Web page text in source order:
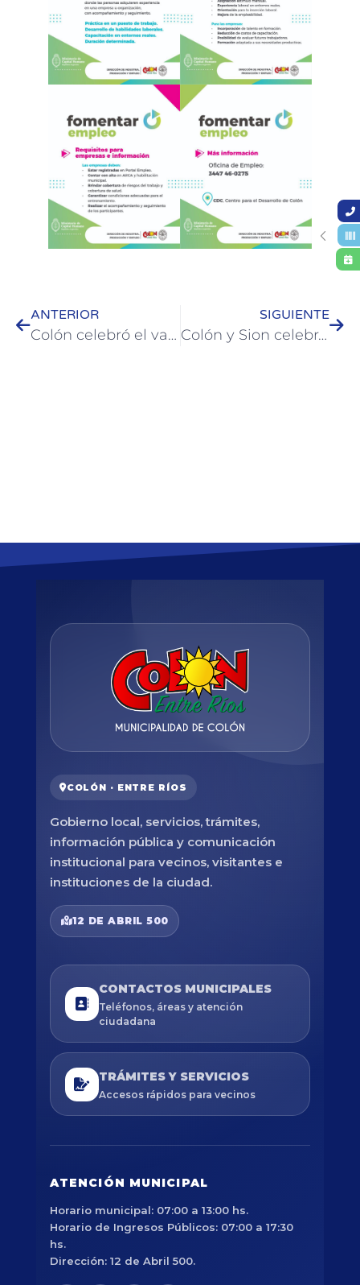
ANTERIOR
Colón celebró el valor del aprendizaje mutuo con un emotivo encuentro intergeneracional
SIGUIENTE
Colón y Sion celebraron en Suiza los 20 años de su hermanamiento
COLÓN · ENTRE RÍOS
Gobierno local, servicios, trámites,
información pública y comunicación
institucional para vecinos, visitantes e
instituciones de la ciudad.
12 DE ABRIL 500
CONTACTOS MUNICIPALES
Teléfonos, áreas y atención
ciudadana
TRÁMITES Y SERVICIOS
Accesos rápidos para vecinos
ATENCIÓN MUNICIPAL
Horario municipal: 07:00 a 13:00 hs.
Horario de Ingresos Públicos: 07:00 a 17:30
hs.
Dirección: 12 de Abril 500.